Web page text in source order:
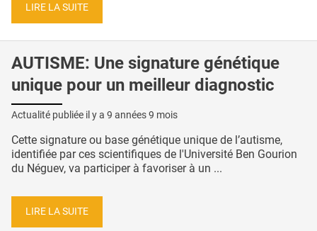
LIRE LA SUITE
AUTISME: Une signature génétique
unique pour un meilleur diagnostic
Actualité publiée il y a 9 années 9 mois
Cette signature ou base génétique unique de l’autisme,
identifiée par ces scientifiques de l'Université Ben Gourion
du Néguev, va participer à favoriser à un ...
LIRE LA SUITE